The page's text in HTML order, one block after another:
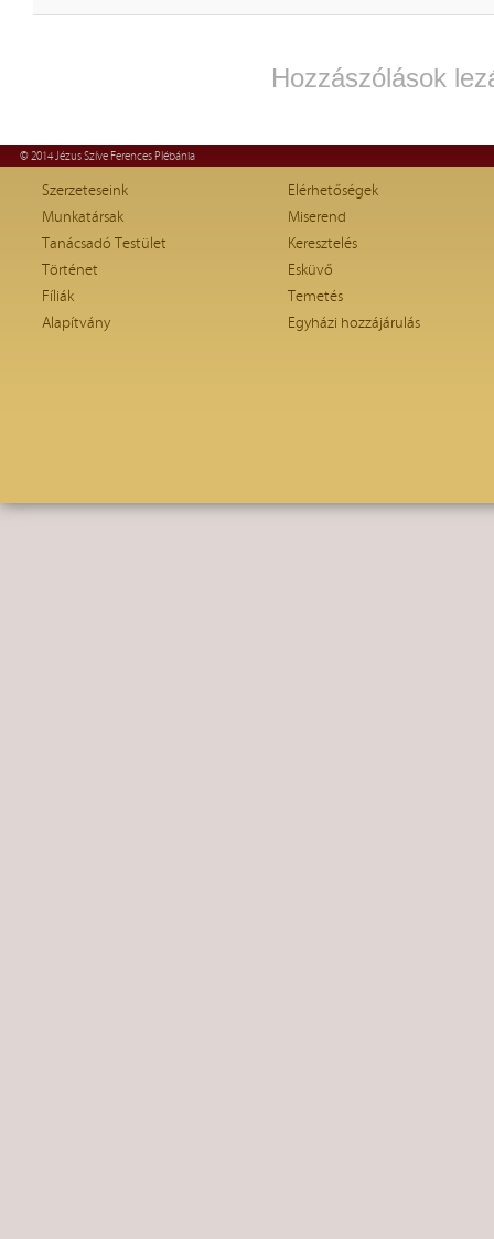
Hozzászólások
© 2014 Jézus Szíve Ferences Plébánia
Szerzeteseink
Munkatársak
Tanácsadó Testület
Történet
Fíliák
Alapítvány
Elérhetőségek
Miserend
Keresztelés
Esküvő
Temetés
Egyházi hozzájárulás